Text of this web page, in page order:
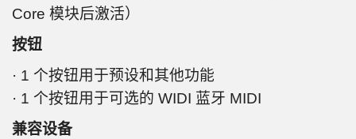
Core 模块后激活）
按钮
· 1 个按钮用于预设和其他功能
· 1 个按钮用于可选的 WIDI 蓝牙 MIDI
兼容设备